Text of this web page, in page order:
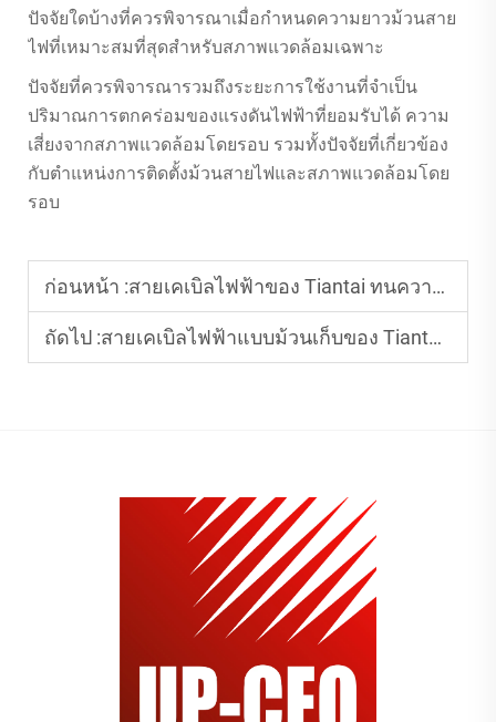
ปัจจัยใดบ้างที่ควรพิจารณาเมื่อกำหนดความยาวม้วนสาย
ไฟที่เหมาะสมที่สุดสำหรับสภาพแวดล้อมเฉพาะ
ปัจจัยที่ควรพิจารณารวมถึงระยะการใช้งานที่จำเป็น
ปริมาณการตกคร่อมของแรงดันไฟฟ้าที่ยอมรับได้ ความ
เสี่ยงจากสภาพแวดล้อมโดยรอบ รวมทั้งปัจจัยที่เกี่ยวข้อง
กับตำแหน่งการติดตั้งม้วนสายไฟและสภาพแวดล้อมโดย
รอบ
ก่อนหน้า :สายเคเบิลไฟฟ้าของ Tiantai ทนความร้อนและมีความทนทานสำหรับการใช้งานระยะยาวหรือไม่?
ถัดไป :สายเคเบิลไฟฟ้าแบบม้วนเก็บของ Tiantai สามารถทำให้มีความยาวเท่าใดโดยไม่ส่งผลต่อประสิทธิภาพการทำงาน?